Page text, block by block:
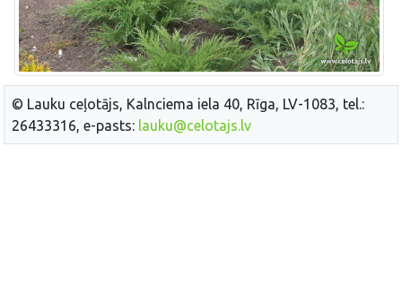
© Lauku ceļotājs, Kalnciema iela 40, Rīga, LV-1083, tel.:
26433316, e-pasts: lauku@celotajs.lv